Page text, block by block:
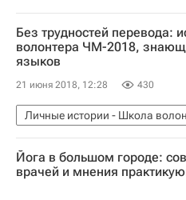
Без трудностей перевода:
волонтера ЧМ-2018,
языков
21 июня 2018, 12:28 430
Личные истории - Школа
Школа волонтера
Спортивное волонтерство -
Йога в большом городе:
врачей и мнения